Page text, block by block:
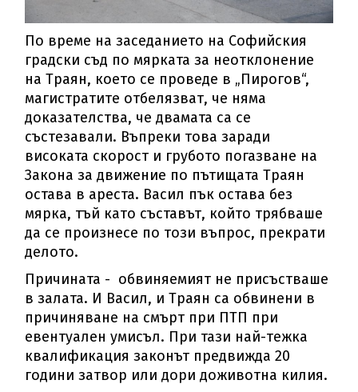
По време на заседанието на Софийския
градски съд по мярката за неотклонение
на Траян, което се проведе в „Пирогов“,
магистратите отбелязват, че няма
доказателства, че двамата са се
състезавали. Въпреки това заради
високата скорост и грубото погазване на
Закона за движение по пътищата Траян
остава в ареста. Васил пък остава без
мярка, тъй като съставът, който трябваше
да се произнесе по този въпрос, прекрати
делото.
Причината - обвиняемият не присъстваше
в залата. И Васил, и Траян са обвинени в
причиняване на смърт при ПТП при
евентуален умисъл. При тази най-тежка
квалификация законът предвижда 20
години затвор или дори доживотна килия.